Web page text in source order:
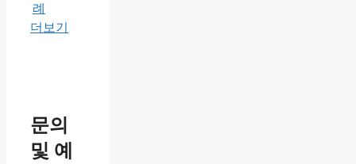
례
더보기
문의
및 예